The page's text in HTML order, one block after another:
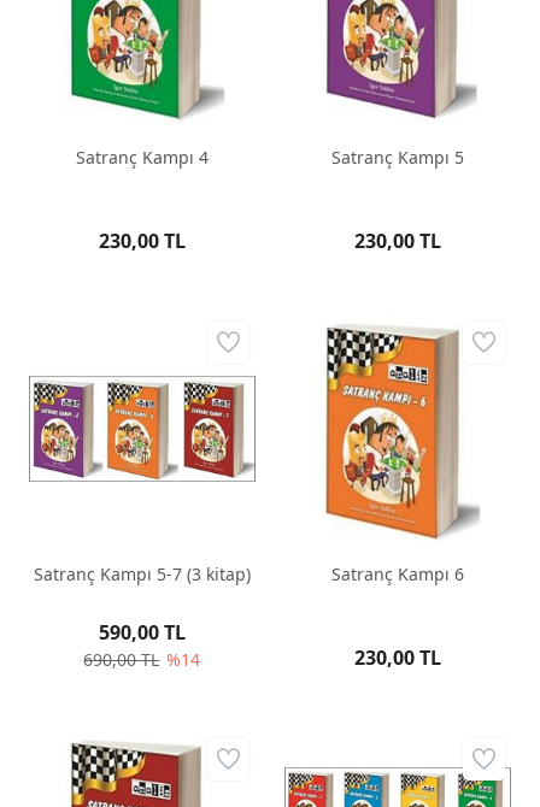
Satranç Kampı 4
230,00 TL
Satranç Kampı 5
230,00 TL
Satranç Kampı 5-7 (3 kitap)
690,00 TL %14
590,00 TL
Satranç Kampı 6
230,00 TL